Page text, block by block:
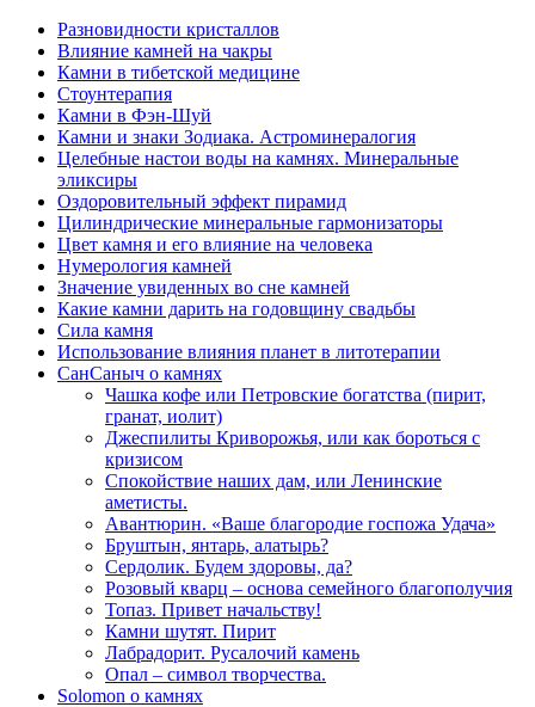
Разновидности кристаллов
Влияние камней на чакры
Камни в тибетской медицине
Стоунтерапия
Камни в Фэн-Шуй
Камни и знаки Зодиака. Астроминералогия
Целебные настои воды на камнях. Минеральные
эликсиры
Оздоровительный эффект пирамид
Цилиндрические минеральные гармонизаторы
Цвет камня и его влияние на человека
Нумерология камней
Значение увиденных во сне камней
Какие камни дарить на годовщину свадьбы
Cила камня
Использование влияния планет в литотерапии
СанСаныч о камнях
Чашка кофе или Петровские богатства (пирит,
гранат, иолит)
Джеспилиты Криворожья, или как бороться с
кризисом
Спокойствие наших дам, или Ленинские
аметисты.
Авантюрин. «Ваше благородие госпожа Удача»
Бруштын, янтарь, алатырь?
Сердолик. Будем здоровы, да?
Розовый кварц – основа семейного благополучия
Топаз. Привет начальству!
Камни шутят. Пирит
Лабрадорит. Русалочий камень
Опал – символ творчества.
Solomon о камнях